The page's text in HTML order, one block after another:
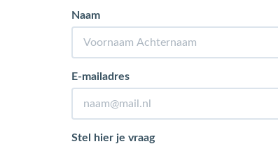
Naam
E-mailadres
Stel hier je vraag